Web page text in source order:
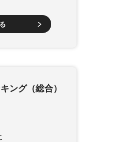
ング（総合）